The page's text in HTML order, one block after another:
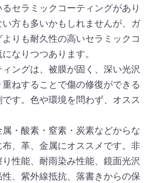
セラミックコーティングがあり
方も多いかもしれませんが、ガ
りも耐久性の高いセラミックコ
なりつつあります。
ングは、被膜が固く、深い光沢
ねすることで傷の修復ができる
す。色や環境を問わず、オスス
・酸素・窒素・炭素などからな
、革、金属にオススメです。非
性能、耐雨染み性能、鏡面光沢
、紫外線抵抗、落書きからの保